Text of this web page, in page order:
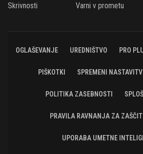
Skrivnosti
Varni v prometu
OGLAŠEVANJE UREDNIŠTVO PRO
PIŠKOTKI SPREMENI
POLITIKA ZASEBNOSTI
PRAVILA RAVNANJA ZA
UPORABA UMETNE